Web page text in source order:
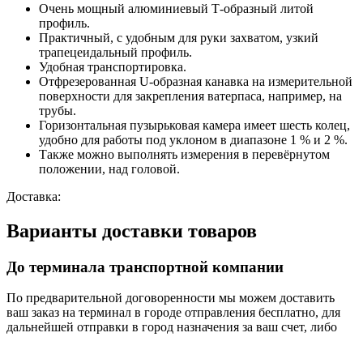
Очень мощный алюминиевый Т-образный литой
профиль.
Практичный, с удобным для руки захватом, узкий
трапецеидальный профиль.
Удобная транспортировка.
Отфрезерованная U-образная канавка на измерительной
поверхности для закрепления ватерпаса, например, на
трубы.
Горизонтальная пузырьковая камера имеет шесть колец,
удобно для работы под уклоном в диапазоне 1 % и 2 %.
Также можно выполнять измерения в перевёрнутом
положении, над головой.
Доставка:
Варианты доставки товаров
До терминала транспортной компании
По предварительной договоренности мы можем доставить
ваш заказ на терминал в городе отправления бесплатно, для
дальнейшей отправки в город назначения за ваш счет, либо